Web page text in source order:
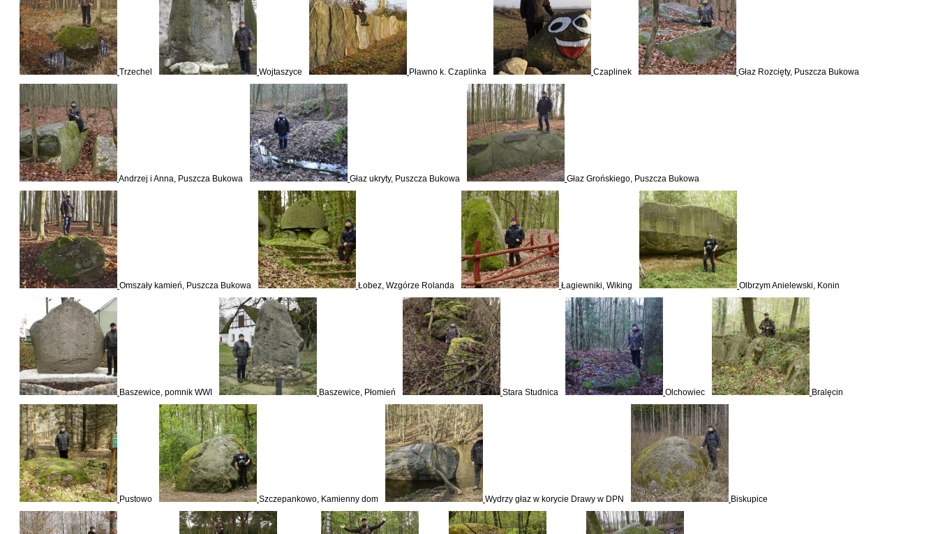
Trzechel Wojtaszyce Pławno k. Czaplinka Czaplinek Głaz Rozcięty, Puszcza Bukowa
Andrzej i Anna, Puszcza Bukowa Głaz ukryty, Puszcza Bukowa Głaz Grońskiego, Puszcza Bukowa
Omszały kamień, Puszcza Bukowa Łobez, Wzgórze Rolanda Łagiewniki, Wiking Olbrzym Anielewski, Konin
Baszewice, pomnik WWI Baszewice, Płomień Stara Studnica Olchowiec Bralęcin
Pustowo Szczepankowo, Kamienny dom Wydrzy głaz w korycie Drawy w DPN Biskupice